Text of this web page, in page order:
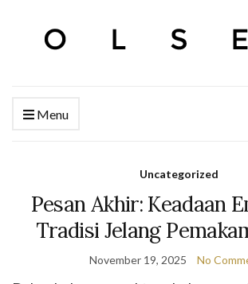
Menu
Uncategorized
Pesan Akhir: Keadaan
Tradisi Jelang
November 19, 2025 No